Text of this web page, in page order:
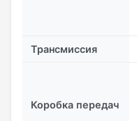
Трансмиссия
Коробка передач